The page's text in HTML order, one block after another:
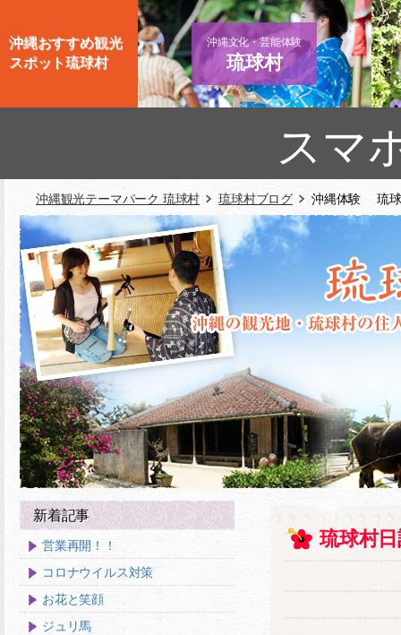
沖縄おすすめ観光
スポット琉球村
沖縄文化・芸能体験
琉球村
スマ
沖縄観光テーマパーク 琉球村 琉球村ブログ 沖縄体験 琉
琉球村
新着記事
営業再開！！
コロナウイルス対策
お花と笑顔
ジュリ馬